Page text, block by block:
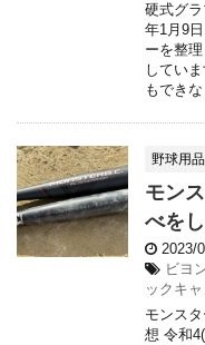
硬式グ
年1月9
ーを整
してい
もでき
野球用
モン
べを
2023/
ビヨ
ックキ
モンス
想 令和